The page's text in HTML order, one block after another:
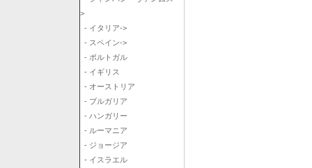
>
- イタリア->
- スペイン->
- ポルトガル
- イギリス
- オーストリア
- ブルガリア
- ハンガリー
- ルーマニア
- ジョージア
- イスラエル